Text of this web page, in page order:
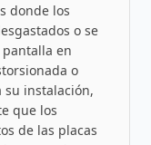
donde los
o se
en
o
su instalación,
que los
de las placas